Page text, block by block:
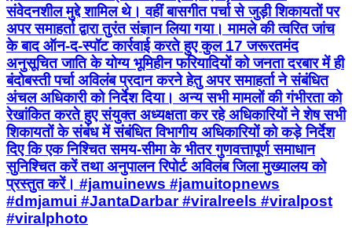
संवेदनशील मुद्दे शामिल थे। वहीं बासगीत पर्चा से जुड़ी शिकायतों पर
अपर समाहर्ता द्वारा तुरंत संज्ञान लिया गया। मामले की त्वरित जांच
के बाद ऑन-द-स्पॉट कार्रवाई करते हुए कुल 17 जरूरतमंद
अनुसूचित जाति के योग्य भूमिहीन फरियादियों को जनता दरबार में ही
बंदोबस्ती पर्चा अविलंब प्रदान करने हेतु अपर समाहर्ता ने संबंधित
अंचल अधिकारी को निर्देश दिया। अन्य सभी मामलों की गंभीरता को
रेखांकित करते हुए संयुक्त अध्यक्षता कर रहे अधिकारियों ने शेष सभी
शिकायतों के संबंध में संबंधित विभागीय अधिकारियों को कड़े निर्देश
दिए कि एक निश्चित समय-सीमा के भीतर गुणवत्तापूर्ण समाधान
सुनिश्चित करें तथा अनुपालन रिपोर्ट अविलंब जिला मुख्यालय को
प्रस्तुत करें। #jamuinews #jamuitopnews
#dmjamui #JantaDarbar #viralreels #viralpost
#viralphoto